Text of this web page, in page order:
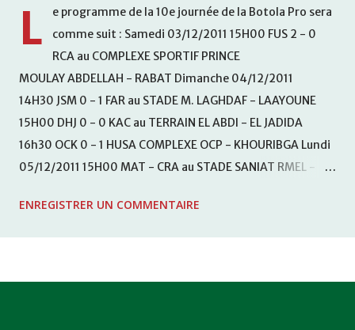
L
e programme de la 10e journée de la Botola Pro sera
comme suit : Samedi 03/12/2011 15H00 FUS 2 - 0
RCA au COMPLEXE SPORTIF PRINCE
MOULAY ABDELLAH - RABAT Dimanche 04/12/2011
14H30 JSM 0 - 1 FAR au STADE M. LAGHDAF - LAAYOUNE
15H00 DHJ 0 - 0 KAC au TERRAIN EL ABDI - EL JADIDA
16h30 OCK 0 - 1 HUSA COMPLEXE OCP - KHOURIBGA Lundi
05/12/2011 15H00 MAT - CRA au STADE SANIAT RMEL -
KHEMISET Mardi 06/12/2011 15H00 WAF - OCS au
ENREGISTRER UN COMMENTAIRE